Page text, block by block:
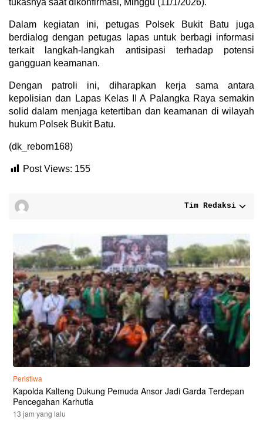
tukasnya saat dikonfirmasi, Minggu (11/1/2026).
Dalam kegiatan ini, petugas Polsek Bukit Batu juga
berdialog dengan petugas lapas untuk berbagi informasi
terkait langkah-langkah antisipasi terhadap potensi
gangguan keamanan.
Dengan patroli ini, diharapkan kerja sama antara
kepolisian dan Lapas Kelas II A Palangka Raya semakin
solid dalam menjaga ketertiban dan keamanan di wilayah
hukum Polsek Bukit Batu.
(dk_reborn168)
Post Views: 155
Tim Redaksi
Peristiwa
Kapolda Kalteng Dukung Pemuda Ansor Jadi Garda Terdepan
Pencegahan Karhutla
13 jam yang lalu